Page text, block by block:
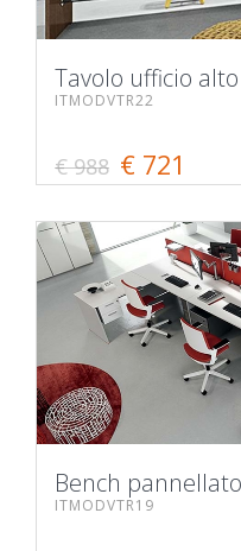
Tavolo ufficio
ITMODVTR22
€ 988 € 721
Bench
ITMODVTR19